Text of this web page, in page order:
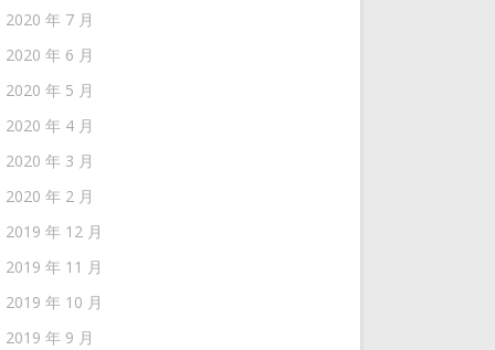
2020 年 7 月
2020 年 6 月
2020 年 5 月
2020 年 4 月
2020 年 3 月
2020 年 2 月
2019 年 12 月
2019 年 11 月
2019 年 10 月
2019 年 9 月